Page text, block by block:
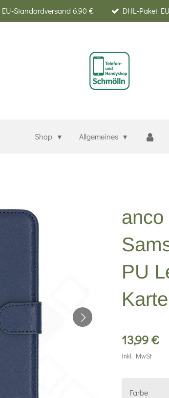
EU-Standardversand 6,90 € DHL-Paket
Shop Allgemeines
PU
13,99 €
inkl. MwSt
Farbe